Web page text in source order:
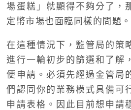
場蛋糕」就顯得不夠分了，
定幣市場也面臨同樣的問題。
在這種情況下，監管局的策
進行一輪初步的篩選和了解
便申請。必須先經過金管局
們認同你的業務模式具備可
申請表格。因此目前想申請